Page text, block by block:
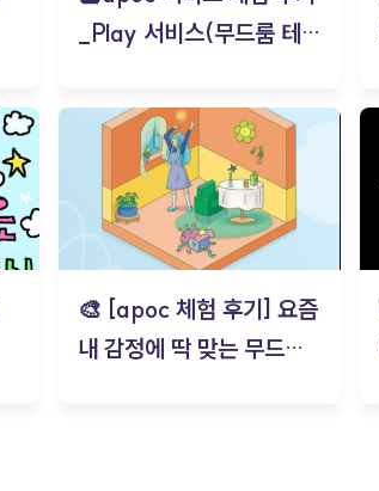
_Play 서비스(무드룸 테스
🎨 [apoc 체험 후기] 요즘
내 감정에 딱 맞는 무드룸